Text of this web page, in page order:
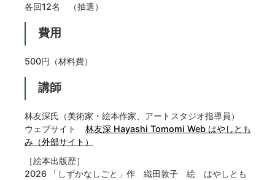
各回12名 （抽選）
費用
500円（材料費）
講師
林友深氏（美術家・絵本作家、アートスタジオ指導員）
ウェブサイト 林友深 Hayashi Tomomi Web はやしとも
み（外部サイト）
［絵本出版歴］
2026 「しずかなしごと」作 織田敦子 絵 はやしとも